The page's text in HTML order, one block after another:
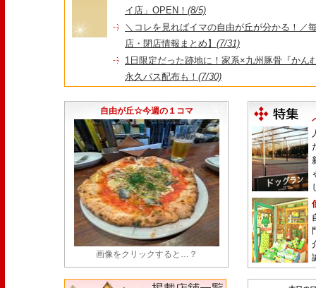
イ店」OPEN！ (8/5)
＼コレを見ればイマの自由が丘が分かる！／
店・閉店情報まとめ】 (7/31)
1日限定だった跡地に！家系×九州豚骨『かん
永久パス配布も！ (7/30)
由が丘店』が閉店
自由が丘☆今週の１コマ
画像をクリックすると…？